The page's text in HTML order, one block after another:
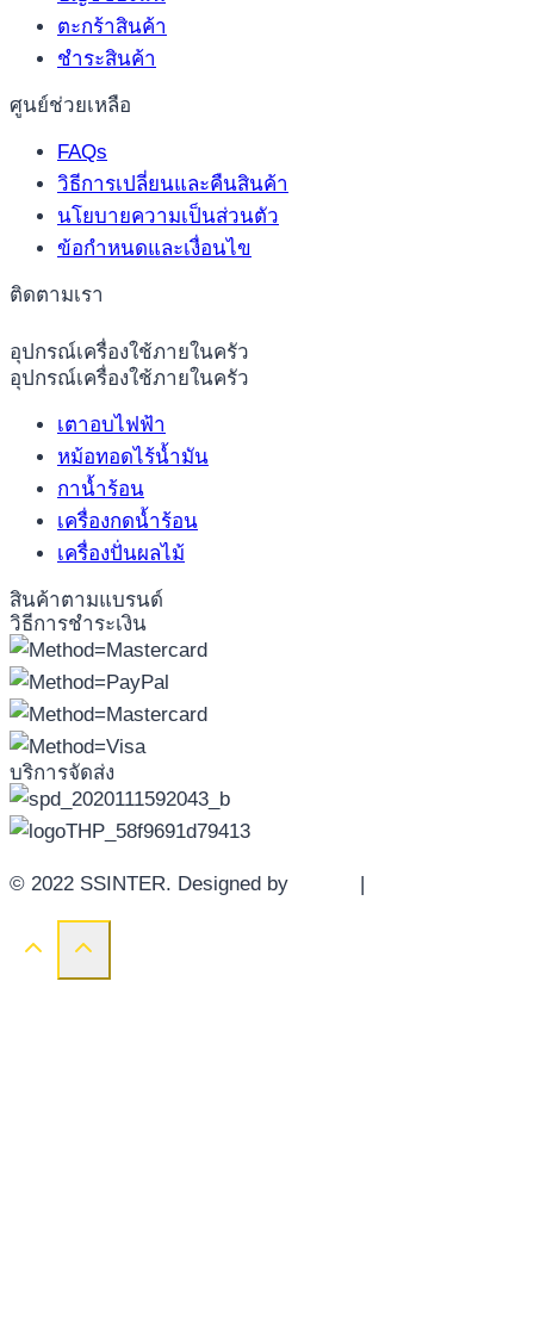
อุปกรณ์เครื่องใช้ภายในครัว
อุปกรณ์เครื่องใช้ภายในครัว
เตาอบไฟฟ้า
หม้อทอดไร้น้ำมัน
กาน้ำร้อน
เครื่องกดน้ำร้อน
เครื่องปั่นผลไม้
สินค้าตามแบรนด์
ตะกร้าสินค้า
ชำระสินค้า
ศูนย์ช่วยเหลือ
FAQs
วิธีการเปลี่ยนและคืนสินค้า
นโยบายความเป็นส่วนตัว
ข้อกำหนดและเงื่อนไข
ติดตามเรา
วิธีการชำระเงิน
บริการจัดส่ง
© 2022 SSINTER. Designed by